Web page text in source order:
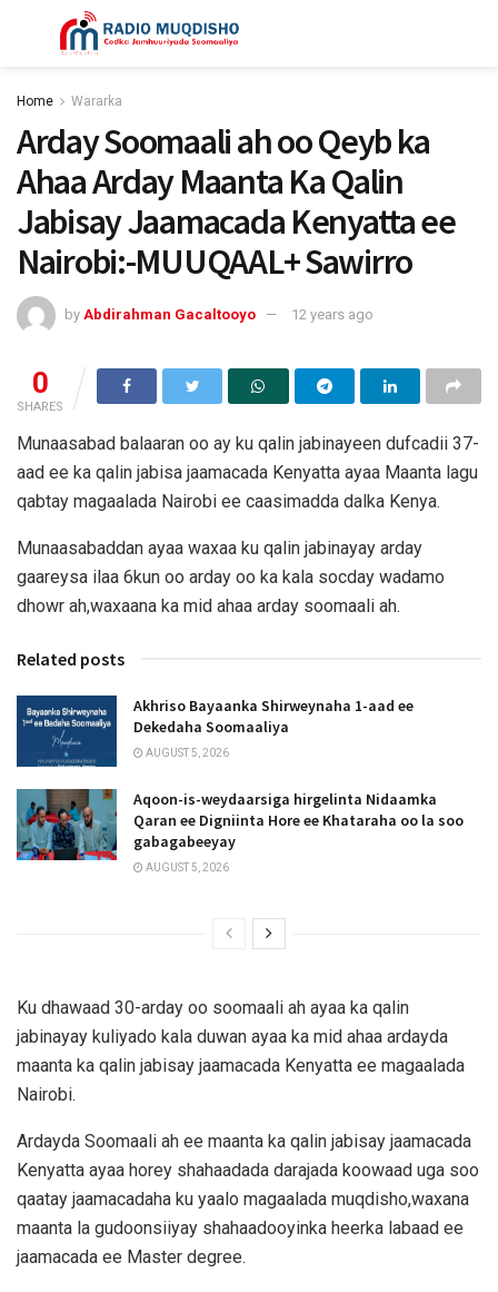
Home Wararka
Arday Soomaali ah oo Qeyb ka
Ahaa Arday Maanta Ka Qalin
Jabisay Jaamacada Kenyatta ee
Nairobi:-MUUQAAL+ Sawirro
by Abdirahman Gacaltooyo 12 years ago
0
SHARES
Munaasabad balaaran oo ay ku qalin jabinayeen dufcadii 37-
aad ee ka qalin jabisa jaamacada Kenyatta ayaa Maanta lagu
qabtay magaalada Nairobi ee caasimadda dalka Kenya.
Munaasabaddan ayaa waxaa ku qalin jabinayay arday
gaareysa ilaa 6kun oo arday oo ka kala socday wadamo
dhowr ah,waxaana ka mid ahaa arday soomaali ah.
Related posts
Akhriso Bayaanka Shirweynaha 1-aad ee
Dekedaha Soomaaliya
AUGUST 5, 2026
Aqoon-is-weydaarsiga hirgelinta Nidaamka
Qaran ee Digniinta Hore ee Khataraha oo la soo
gabagabeeyay
AUGUST 5, 2026
Ku dhawaad 30-arday oo soomaali ah ayaa ka qalin
jabinayay kuliyado kala duwan ayaa ka mid ahaa ardayda
maanta ka qalin jabisay jaamacada Kenyatta ee magaalada
Nairobi.
Ardayda Soomaali ah ee maanta ka qalin jabisay jaamacada
Kenyatta ayaa horey shahaadada darajada koowaad uga soo
qaatay jaamacadaha ku yaalo magaalada muqdisho,waxana
maanta la gudoonsiiyay shahaadooyinka heerka labaad ee
jaamacada ee Master degree.